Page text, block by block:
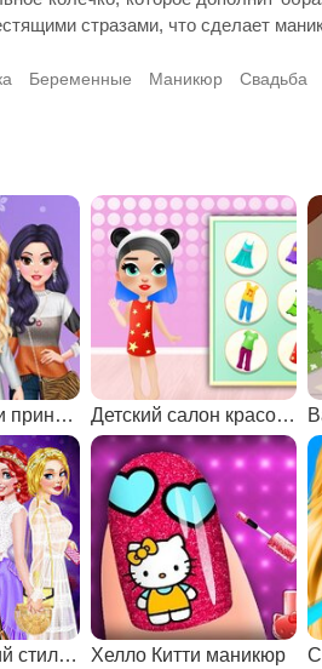
стразами, что сделает
Беременные Маникюр Свадьба
Харли Квинн и принцессы в салоне красоты Детский салон красоты
Романтический стиль для принцесс Хелло Китти маникюр